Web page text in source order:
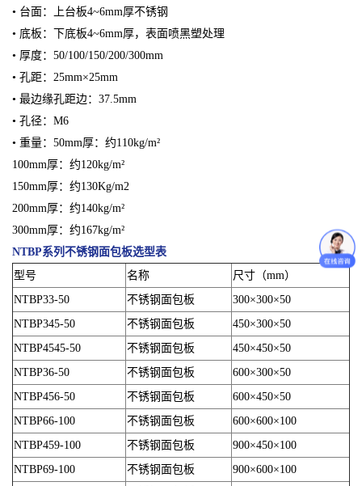
• 台面：上台板4~6mm厚不锈钢
• 底板：下底板4~6mm厚，表面喷黑塑处理
• 厚度：50/100/150/200/300mm
• 孔距：25mm×25mm
• 最边缘孔距边：37.5mm
• 孔径：M6
• 重量：50mm厚：约110kg/m²
100mm厚：约120kg/m²
150mm厚：约130Kg/m2
200mm厚：约140kg/m²
300mm厚：约167kg/m²
NTBP系列不锈钢面包板选型表
型号
名称
尺寸（mm）
NTBP33-50
不锈钢面包板
300×300×50
NTBP345-50
不锈钢面包板
450×300×50
NTBP4545-50
不锈钢面包板
450×450×50
NTBP36-50
不锈钢面包板
600×300×50
NTBP456-50
不锈钢面包板
600×450×50
NTBP66-100
不锈钢面包板
600×600×100
NTBP459-100
不锈钢面包板
900×450×100
NTBP69-100
不锈钢面包板
900×600×100